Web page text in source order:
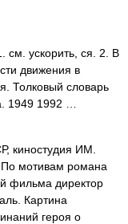
ускорить, ся. 2. В
движения в
Толковый словарь
1949 1992 …
ИМ.
мотивам романа
фильма директор
Картина
героя о